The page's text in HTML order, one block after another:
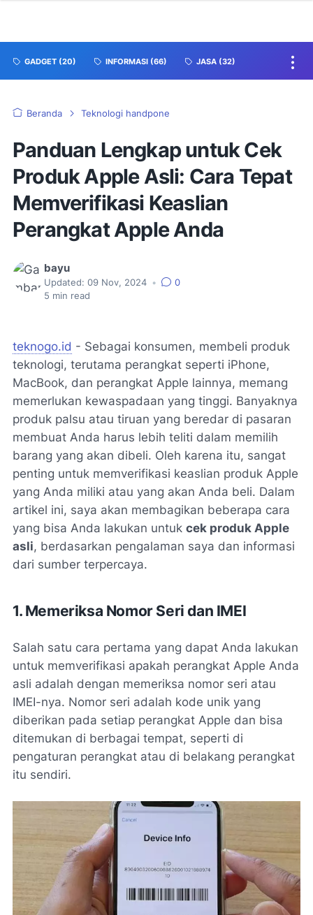
GADGET (20) INFORMASI (66) JASA (32)
Beranda Teknologi handpone
Panduan Lengkap untuk Cek
Produk Apple Asli: Cara Tepat
Memverifikasi Keaslian
Perangkat Apple Anda
bayu
Updated: 09 Nov, 2024 •
0
5 min read
teknogo.id - Sebagai konsumen, membeli produk
teknologi, terutama perangkat seperti iPhone,
MacBook, dan perangkat Apple lainnya, memang
memerlukan kewaspadaan yang tinggi. Banyaknya
produk palsu atau tiruan yang beredar di pasaran
membuat Anda harus lebih teliti dalam memilih
barang yang akan dibeli. Oleh karena itu, sangat
penting untuk memverifikasi keaslian produk Apple
yang Anda miliki atau yang akan Anda beli. Dalam
artikel ini, saya akan membagikan beberapa cara
yang bisa Anda lakukan untuk cek produk Apple
asli, berdasarkan pengalaman saya dan informasi
dari sumber terpercaya.
1. Memeriksa Nomor Seri dan IMEI
Salah satu cara pertama yang dapat Anda lakukan
untuk memverifikasi apakah perangkat Apple Anda
asli adalah dengan memeriksa nomor seri atau
IMEI-nya. Nomor seri adalah kode unik yang
diberikan pada setiap perangkat Apple dan bisa
ditemukan di berbagai tempat, seperti di
pengaturan perangkat atau di belakang perangkat
itu sendiri.